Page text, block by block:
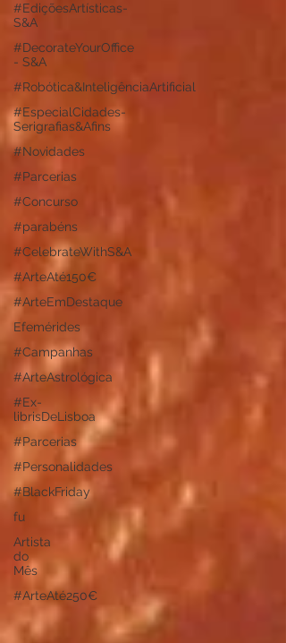
#EdiçõesArtísticas-
S&A
#DecorateYourOffice
- S&A
#Robótica&InteligênciaArtificial
#EspecialCidades-
Serigrafias&Afins
#Novidades
#Parcerias
#Concurso
#parabéns
#CelebrateWithS&A
#ArteAté150€
#ArteEmDestaque
Efemérides
#Campanhas
#ArteAstrológica
#Ex-
librisDeLisboa
#Parcerias
#Personalidades
#BlackFriday
fu
Artista
do
Mês
#ArteAté250€